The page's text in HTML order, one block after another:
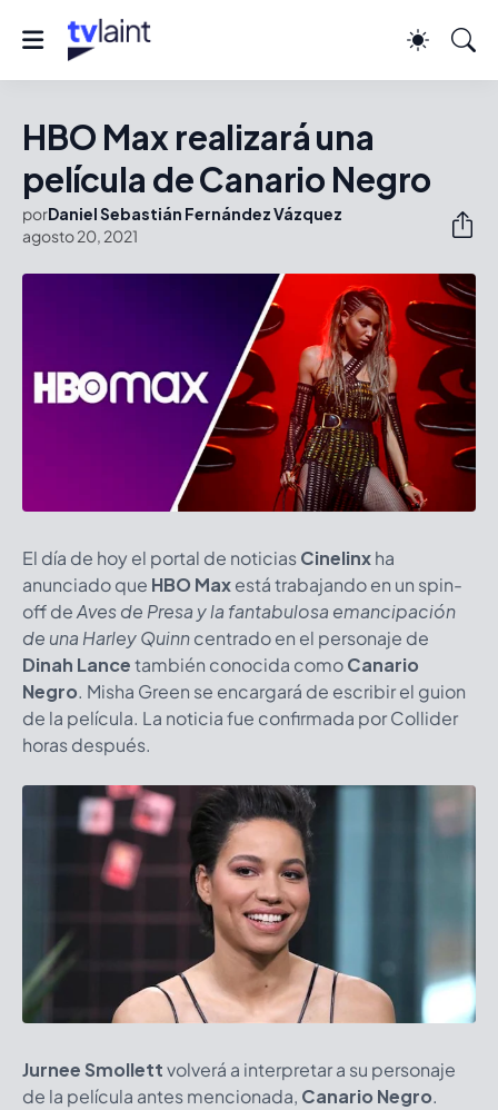
HBO Max realizará una
película de Canario Negro
porDaniel Sebastián Fernández Vázquez
agosto 20, 2021
El día de hoy el portal de noticiasCinelinxha
anunciado que HBO Maxestá trabajando en un spin-
off deAves de Presa y la fantabulosa emancipación
de una Harley Quinncentrado en el personaje de
Dinah Lancetambién conocida comoCanario
Negro. Misha Green se encargará de escribir el guion
de la película. La noticia fue confirmada por Collider
horas después.
Jurnee Smollettvolverá a interpretar a su personaje
de la película antes mencionada, Canario Negro.